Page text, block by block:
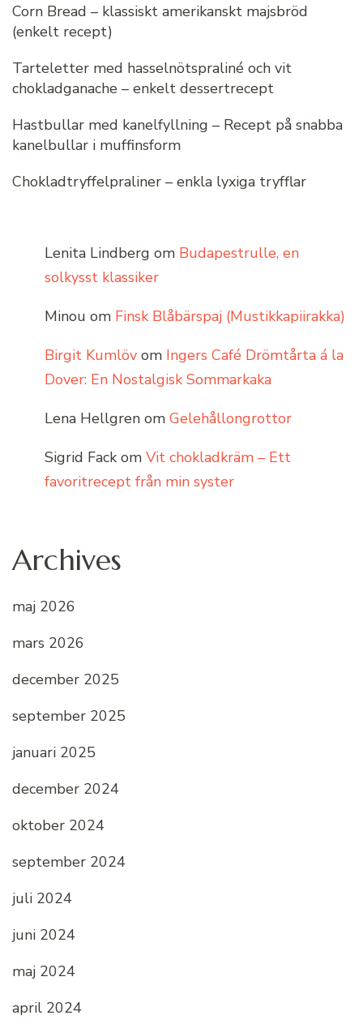
Corn Bread – klassiskt amerikanskt majsbröd
(enkelt recept)
Tarteletter med hasselnötspraliné och vit
chokladganache – enkelt dessertrecept
Hastbullar med kanelfyllning – Recept på snabba
kanelbullar i muffinsform
Chokladtryffelpraliner – enkla lyxiga tryfflar
Lenita Lindberg om Budapestrulle, en
solkysst klassiker
Minou om Finsk Blåbärspaj (Mustikkapiirakka)
Birgit Kumlöv om Ingers Café Drömtårta á la
Dover: En Nostalgisk Sommarkaka
Lena Hellgren om Gelehållongrottor
Sigrid Fack om Vit chokladkräm – Ett
favoritrecept från min syster
Archives
maj 2026
mars 2026
december 2025
september 2025
januari 2025
december 2024
oktober 2024
september 2024
juli 2024
juni 2024
maj 2024
april 2024